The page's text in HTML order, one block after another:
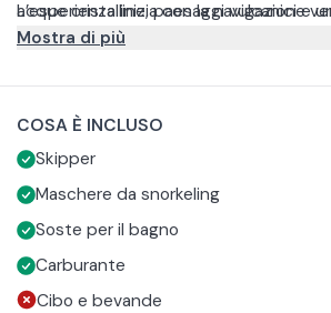
acque cristalline, paesaggi vulcanici e
naturali più affascinanti del Mediterraneo.
L’esperienza inizia con la navigazione
caratterizzata da calette nascoste,
Basiluzzo e Dattilo, in un contesto
Nel pomeriggio si prosegue verso
navigazione serale lungo la Sciara del
assistere dal mare alle spettacolari
luci, fumo e scenari suggestivi al
notturno.
Il rientro avviene sotto le stelle, dopo
un’escursione che unisce natura, mare
Mostra di più
COSA È INCLUSO
Skipper
Maschere da snorkeling
Soste per il bagno
Carburante
Cibo e bevande